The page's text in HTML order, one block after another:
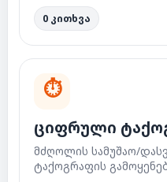
0 კითხვა
⏱
ციფრული
მძღოლის სამუშაო/
ტაქოგრაფის